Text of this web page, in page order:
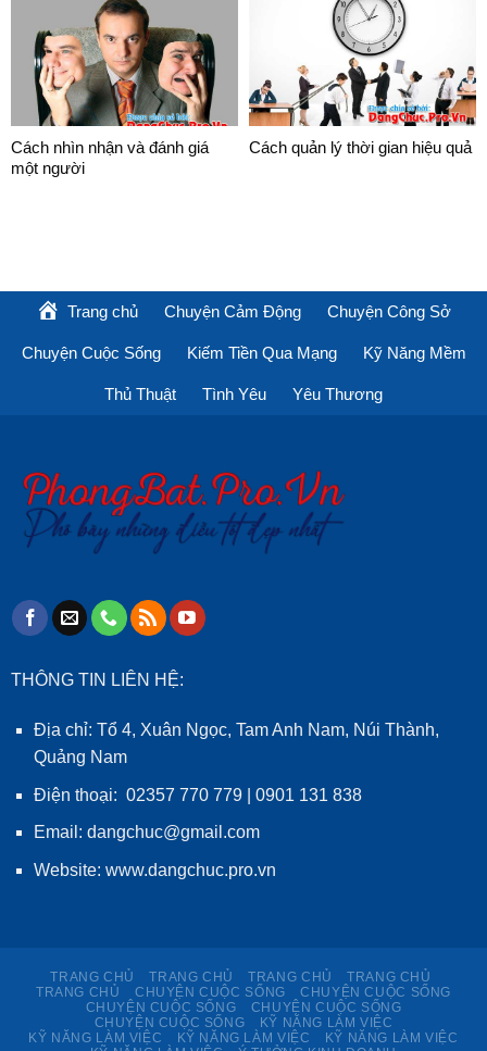
Cách nhìn nhận và đánh giá
một người
Cách quản lý thời gian hiệu quả
Trang chủ Chuyện Cảm Động Chuyện Công Sở
Chuyện Cuộc Sống Kiếm Tiền Qua Mạng Kỹ Năng Mềm
Thủ Thuật Tình Yêu Yêu Thương
THÔNG TIN LIÊN HỆ:
Địa chỉ: Tổ 4, Xuân Ngọc, Tam Anh Nam, Núi Thành,
Quảng Nam
Điện thoại: 02357 770 779 | 0901 131 838
Email: dangchuc@gmail.com
Website: www.dangchuc.pro.vn
TRANG CHỦ TRANG CHỦ TRANG CHỦ
TRANG CHỦ
TRANG CHỦ
CHUYỆN CUỘC SỐNG
CHUYỆN CUỘC SỐNG
CHUYỆN CUỘC SỐNG
CHUYỆN CUỘC SỐNG
CHUYỆN CUỘC SỐNG
KỸ NĂNG LÀM VIỆC
KỸ NĂNG LÀM VIỆC
KỸ NĂNG LÀM VIỆC
KỸ NĂNG LÀM VIỆC